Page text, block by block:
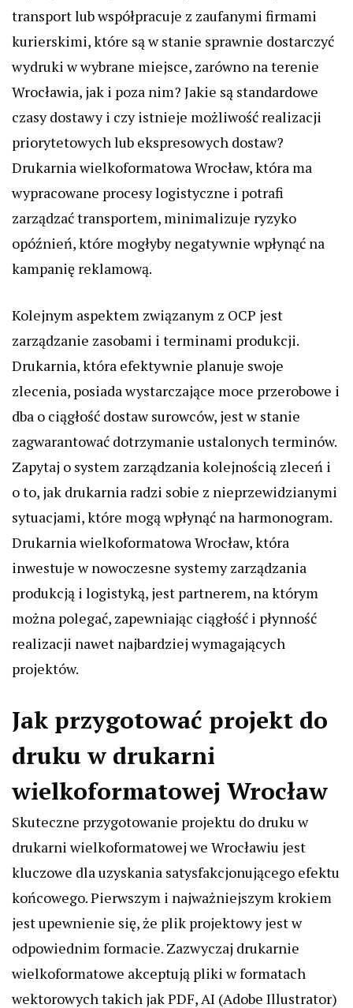
transport lub współpracuje z zaufanymi firmami
kurierskimi, które są w stanie sprawnie dostarczyć
wydruki w wybrane miejsce, zarówno na terenie
Wrocławia, jak i poza nim? Jakie są standardowe
czasy dostawy i czy istnieje możliwość realizacji
priorytetowych lub ekspresowych dostaw?
Drukarnia wielkoformatowa Wrocław, która ma
wypracowane procesy logistyczne i potrafi
zarządzać transportem, minimalizuje ryzyko
opóźnień, które mogłyby negatywnie wpłynąć na
kampanię reklamową.
Kolejnym aspektem związanym z OCP jest
zarządzanie zasobami i terminami produkcji.
Drukarnia, która efektywnie planuje swoje
zlecenia, posiada wystarczające moce przerobowe i
dba o ciągłość dostaw surowców, jest w stanie
zagwarantować dotrzymanie ustalonych terminów.
Zapytaj o system zarządzania kolejnością zleceń i
o to, jak drukarnia radzi sobie z nieprzewidzianymi
sytuacjami, które mogą wpłynąć na harmonogram.
Drukarnia wielkoformatowa Wrocław, która
inwestuje w nowoczesne systemy zarządzania
produkcją i logistyką, jest partnerem, na którym
można polegać, zapewniając ciągłość i płynność
realizacji nawet najbardziej wymagających
projektów.
Jak przygotować projekt do
druku w drukarni
wielkoformatowej Wrocław
Skuteczne przygotowanie projektu do druku w
drukarni wielkoformatowej we Wrocławiu jest
kluczowe dla uzyskania satysfakcjonującego efektu
końcowego. Pierwszym i najważniejszym krokiem
jest upewnienie się, że plik projektowy jest w
odpowiednim formacie. Zazwyczaj drukarnie
wielkoformatowe akceptują pliki w formatach
wektorowych takich jak PDF, AI (Adobe Illustrator)